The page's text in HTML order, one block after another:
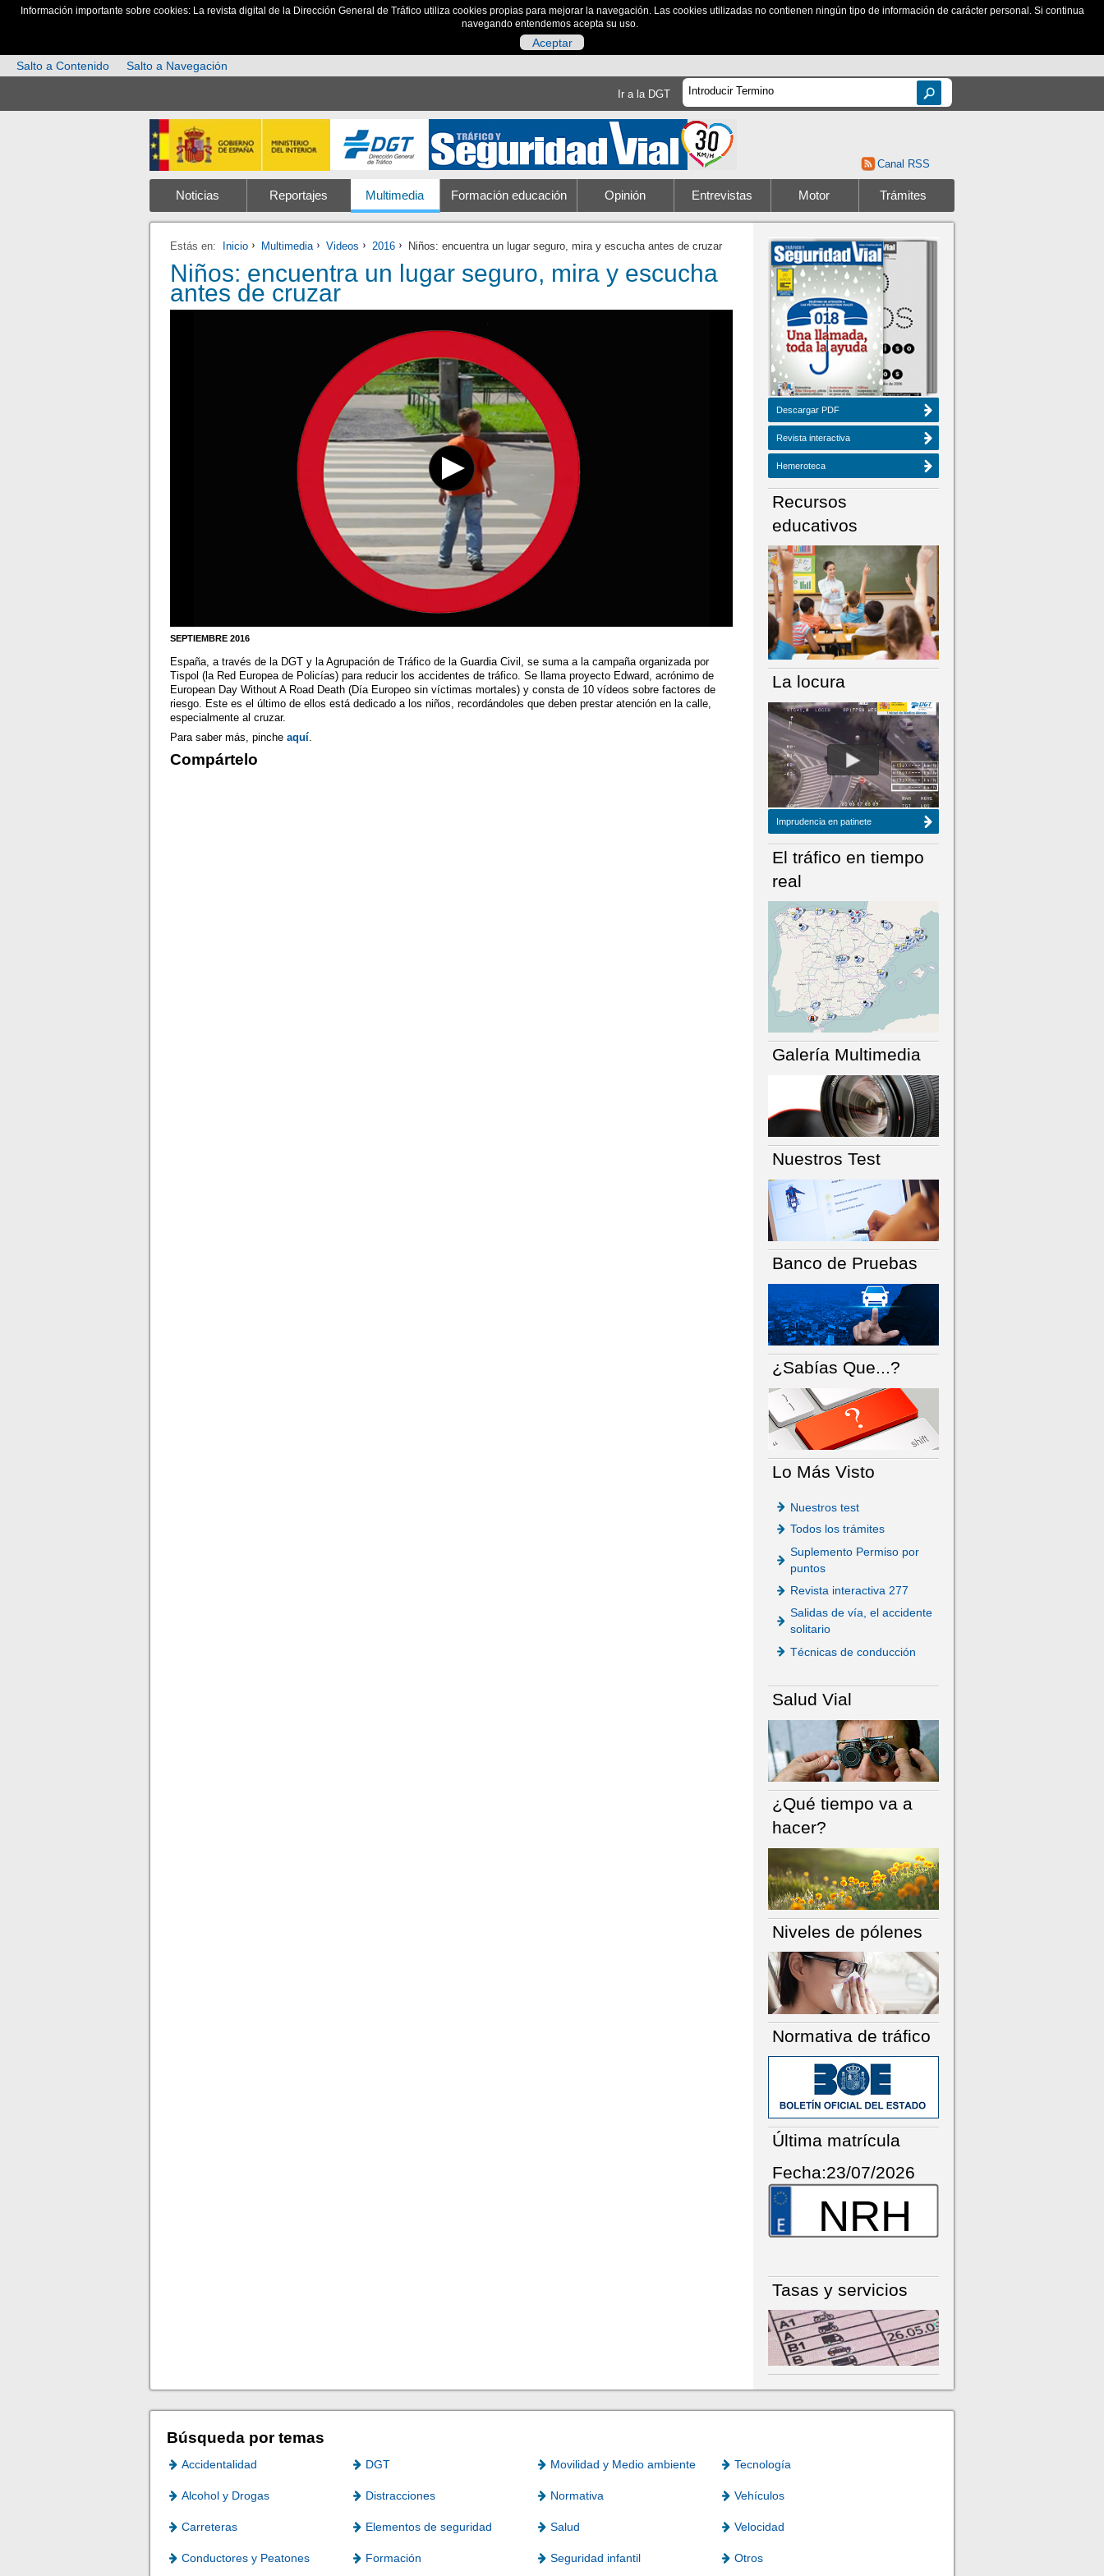
Información importante sobre cookies: La revista digital de la Dirección General de Tráfico utiliza cookies propias para mejorar la navegación. Las cookies utilizadas no contienen ningún tipo de información de carácter personal. Si continua
navegando entendemos acepta su uso.
Aceptar
Salto a Contenido
Salto a Navegación
Ir a la DGT
Canal RSS
Noticias Reportajes Multimedia Formación educación Opinión Entrevistas Motor Trámites
Estás en: Inicio Multimedia Videos 2016 Niños: encuentra un lugar seguro, mira y escucha antes de cruzar
Niños: encuentra un lugar seguro, mira y escucha
antes de cruzar
SEPTIEMBRE 2016
España, a través de la DGT y la Agrupación de Tráfico de la Guardia Civil, se suma a la campaña organizada por
Tispol (la Red Europea de Policías) para reducir los accidentes de tráfico. Se llama proyecto Edward, acrónimo de
European Day Without A Road Death (Día Europeo sin víctimas mortales) y consta de 10 vídeos sobre factores de
riesgo. Este es el último de ellos está dedicado a los niños, recordándoles que deben prestar atención en la calle,
especialmente al cruzar.
Para saber más, pincheaquí
Compártelo NÚMERO ACTUAL HEMEROTECA
Descargar PDF
Revista interactiva
Hemeroteca
Recursos
educativos
La locura
Imprudencia en patinete
El tráfico en tiempo
real
Galería Multimedia
Nuestros Test
Banco de Pruebas
¿Sabías Que...?
Lo Más Visto
Nuestros test
Todos los trámites
Suplemento Permiso por
puntos
Revista interactiva 277
Salidas de vía, el accidente
solitario
Técnicas de conducción
Salud Vial
¿Qué tiempo va a
hacer?
Niveles de pólenes
Normativa de tráfico
Última matrícula
Fecha:23/07/2026
NRH
Tasas y servicios
Búsqueda por temas
Accidentalidad DGT Movilidad y Medio ambiente Tecnología
Alcohol y Drogas Distracciones Normativa Vehículos
Carreteras Elementos de seguridad Salud Velocidad
Conductores y Peatones Formación Seguridad infantil Otros